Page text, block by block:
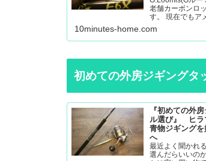
老舗カーボンロ
す。 現在でもア
ン州の工場で生
in ＵＳＡのロッ
ライロッド、バ
ウォール…
10minutes-home.com
初めての外房ジギングタ
『初めての外
ル選び』 ヒラ
青物ジギング
へ
最近よく聞かれ
選んだらいいの